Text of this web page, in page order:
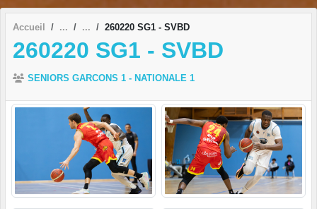
Accueil 260220 SG1 - SVBD
260220 SG1 - SVBD
SENIORS GARCONS 1 - NATIONALE 1